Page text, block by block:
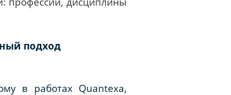
подход
в работах Quantexa,